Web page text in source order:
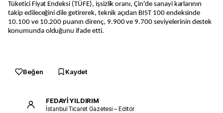
Tüketici Fiyat Endeksi (TÜFE), işsizlik oranı, Çin'de sanayi karlarının
takip edileceğini dile getirerek, teknik açıdan BIST 100 endeksinde
10.100 ve 10.200 puanın direnç, 9.900 ve 9.700 seviyelerinin destek
konumunda olduğunu ifade etti.
Beğen Kaydet
FEDAYİ YILDIRIM
İstanbul Ticaret Gazetesi – Editör